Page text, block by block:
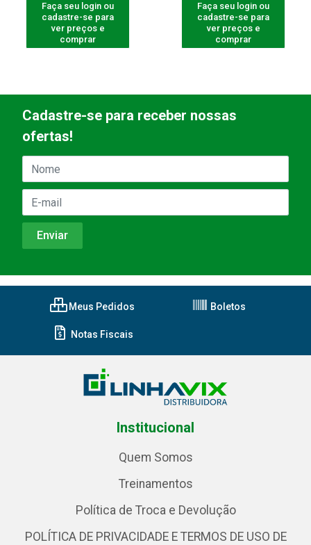
Faça seu login ou
cadastre-se para
ver preços e
comprar
Faça seu login ou
cadastre-se para
ver preços e
comprar
Cadastre-se para receber nossas
ofertas!
Meus Pedidos Boletos
Notas Fiscais
Institucional
Quem Somos
Treinamentos
Política de Troca e Devolução
POLÍTICA DE PRIVACIDADE E TERMOS DE USO DE